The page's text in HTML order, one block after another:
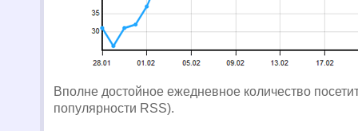
Вполне достойное ежедневное количество
популярности RSS).